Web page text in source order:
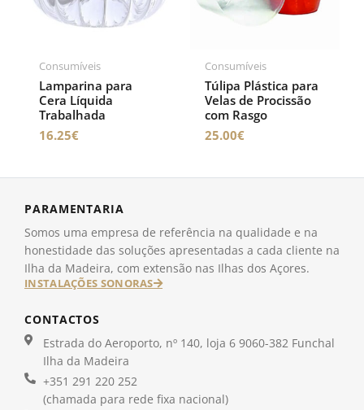
Consumíveis
Lamparina para
Cera Líquida
Trabalhada
16.25€
Consumíveis
Túlipa Plástica para
Velas de Procissão
com Rasgo
25.00€
PARAMENTARIA
Somos uma empresa de referência na qualidade e na
honestidade das soluções apresentadas a cada cliente na
Ilha da Madeira, com extensão nas Ilhas dos Açores.
INSTALAÇÕES SONORAS
CONTACTOS
Estrada do Aeroporto, nº 140, loja 6 9060-382 Funchal
Ilha da Madeira
+351 291 220 252
(chamada para rede fixa nacional)